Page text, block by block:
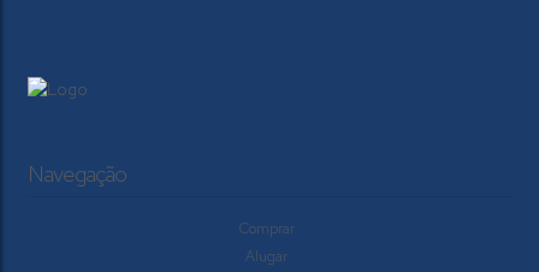
Navegação
Comprar
Alugar